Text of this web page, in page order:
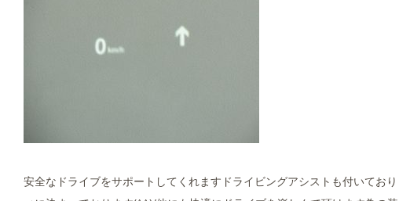
安全なドライブをサポートしてくれますドライビングアシストも付いてお